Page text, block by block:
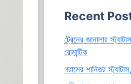
Recent
ট্রেনের জানালার
রোমান্টিক
গ্রামের শান্তির